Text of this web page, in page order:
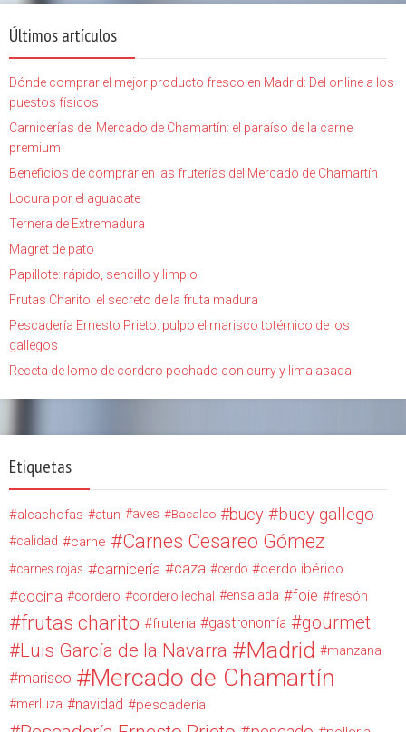
Últimos artículos
Dónde comprar el mejor producto fresco en Madrid: Del online a los
puestos físicos
Carnicerías del Mercado de Chamartín: el paraíso de la carne
premium
Beneficios de comprar en las fruterías del Mercado de Chamartín
Locura por el aguacate
Ternera de Extremadura
Magret de pato
Papillote: rápido, sencillo y limpio
Frutas Charito: el secreto de la fruta madura
Pescadería Ernesto Prieto: pulpo el marisco totémico de los
gallegos
Receta de lomo de cordero pochado con curry y lima asada
Etiquetas
alcachofas atun aves Bacalao buey buey gallego
calidad carne Carnes Cesareo Gómez
carnes rojas carnicería caza cerdo cerdo ibérico
cocina cordero cordero lechal ensalada foie fresón
frutas charito fruteria gastronomía gourmet
Luis García de la Navarra Madrid manzana
marisco Mercado de Chamartín
merluza navidad pescadería